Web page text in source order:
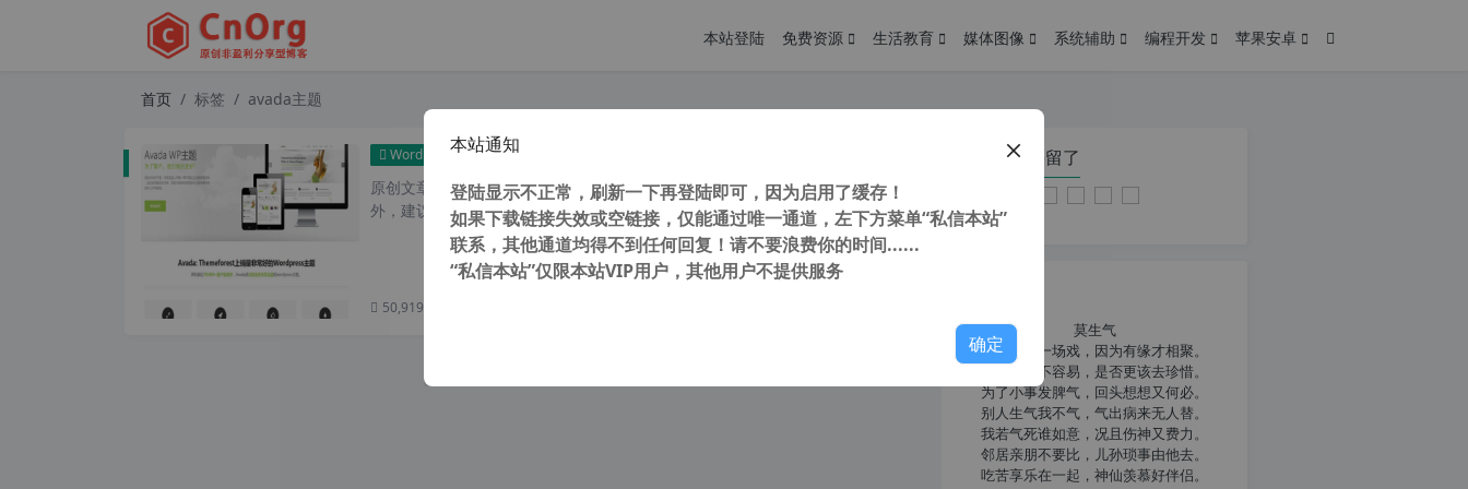
本站登陆 免费资源 生活教育 媒体图像 系统辅助 编程开发 苹果安卓
首页 标签 avada主题
WordPress主题 WordPress多用途企业主题 Avada Theme 中文汉化授权版【更新至 v7.6】
原创文章，转载请注明： 转载自 cnorg.12hp.de 注意： 由于网站空间位于国
外，建议避开晚上的访问高...
50,919 次浏览
您在本页停留了
莫生气
人生就像一场戏，因为有缘才相聚。
相扶到老不容易，是否更该去珍惜。
为了小事发脾气，回头想想又何必。
别人生气我不气，气出病来无人替。
我若气死谁如意，况且伤神又费力。
邻居亲朋不要比，儿孙琐事由他去。
吃苦享乐在一起，神仙羡慕好伴侣。
本站通知
登陆显示不正常，刷新一下再登陆即可，因为启用了缓存！
如果下载链接失效或空链接，仅能通过唯一通道，左下方菜单“私信本站”
联系，其他通道均得不到任何回复！请不要浪费你的时间......
“私信本站”仅限本站VIP用户，其他用户不提供服务
确定